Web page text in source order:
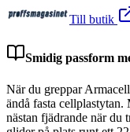
Till butik
Smidig passform
När du greppar
ändå fasta
nästan fjädrande när du